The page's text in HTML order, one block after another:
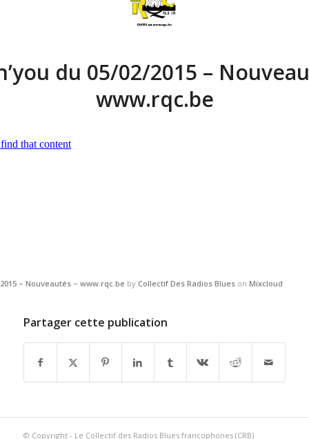
du 05/02/2015 –
www.rqc.be
– Nouveautés – www.rqc.be by Collectif Des Radios Blues on Mixcloud
Partager cette publication
© Copyright - Le Collectif des Radios Blues francophones (CRB)